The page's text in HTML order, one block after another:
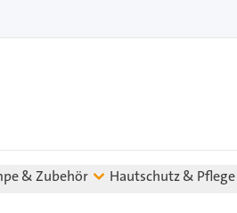
& Zubehör Hautschutz & Pflege